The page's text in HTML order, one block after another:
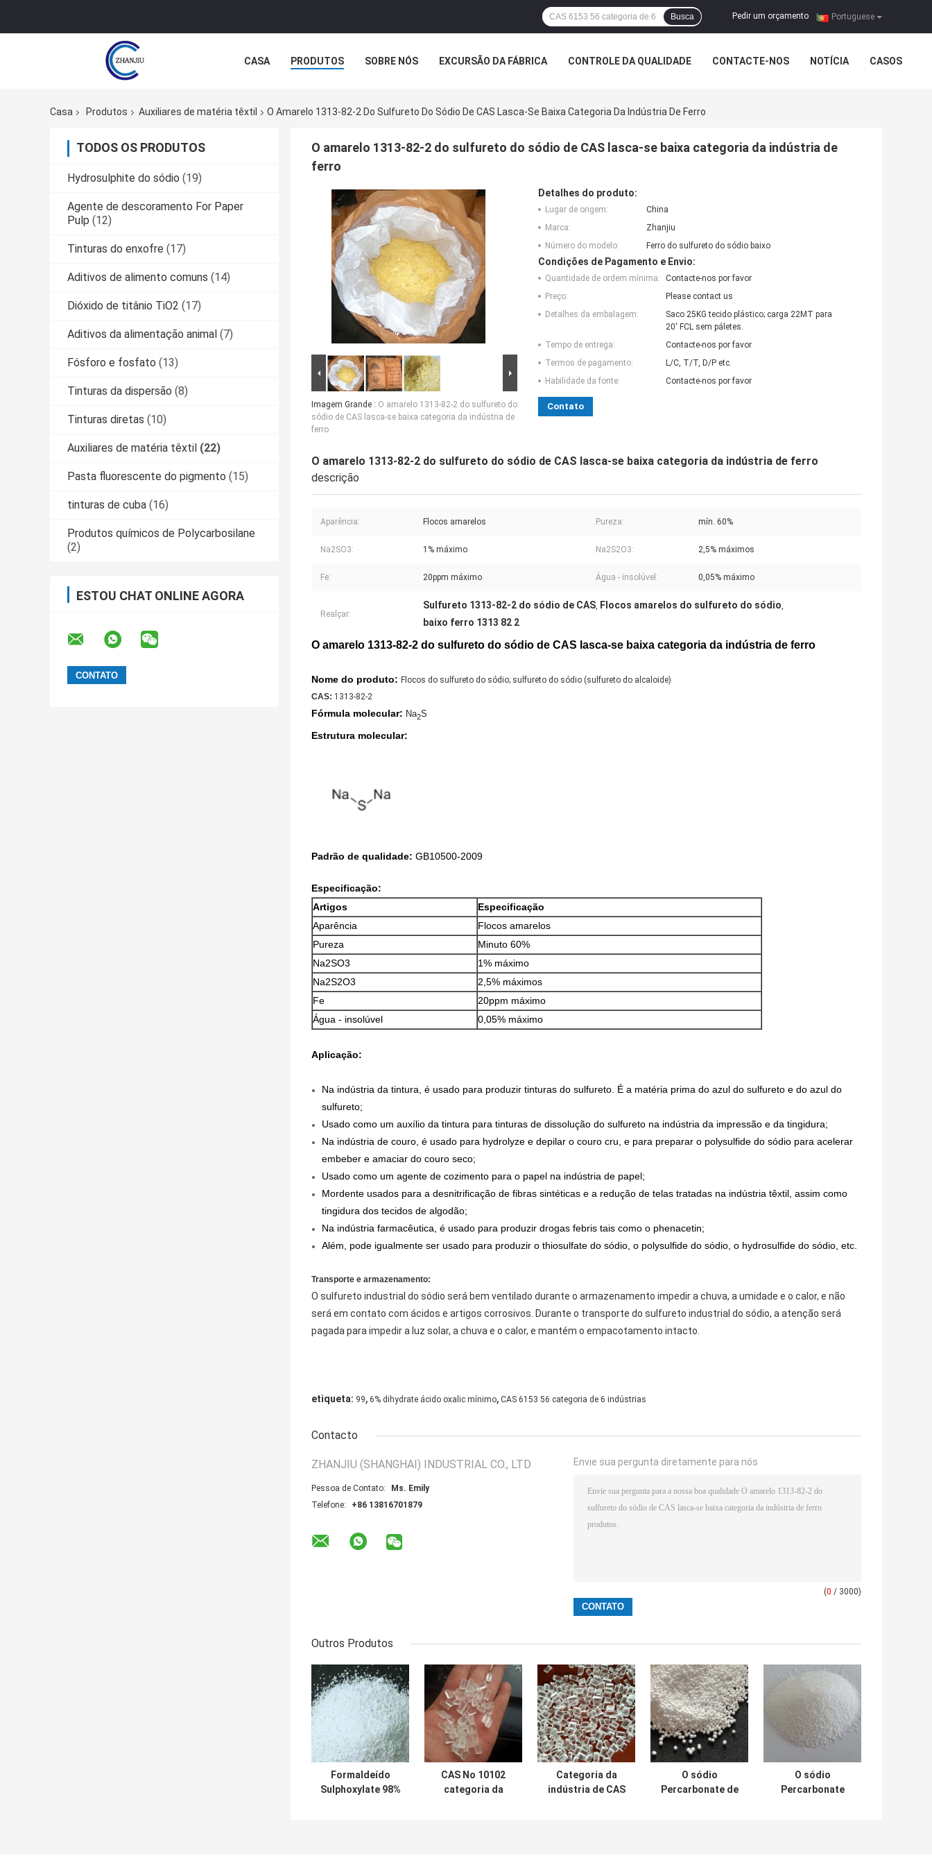
Portuguese
Pedir um orçamento |
Busca
CASA PRODUTOS SOBRE NÓS EXCURSÃO DA FÁBRICA CONTROLE DA QUALIDADE CONTACTE-NOS NOTÍCIA CASOS
Casa Produtos Auxiliares de matéria têxtil O Amarelo 1313-82-2 Do Sulfureto Do Sódio De CAS Lasca-Se Baixa Categoria Da Indústria De Ferro
TODOS OS PRODUTOS
Hydrosulphite do sódio (19)
Agente de descoramento For Paper
Pulp (12)
Tinturas do enxofre (17)
Aditivos de alimento comuns (14)
Dióxido de titânio TiO2 (17)
Aditivos da alimentação animal (7)
Fósforo e fosfato (13)
Tinturas da dispersão (8)
Tinturas diretas (10)
Auxiliares de matéria têxtil (22)
Pasta fluorescente do pigmento (15)
tinturas de cuba (16)
Produtos químicos de Polycarbosilane
(2)
ESTOU CHAT ONLINE AGORA
O amarelo 1313-82-2 do sulfureto do sódio de CAS lasca-se baixa categoria da indústria de
ferro
Imagem Grande : O amarelo 1313-82-2 do sulfureto do
sódio de CAS lasca-se baixa categoria da indústria de
ferro
Detalhes do produto:
Lugar de origem:
China
Marca:
Zhanjiu
Número do modelo:
Ferro do sulfureto do sódio baixo
Condições de Pagamento e Envio:
Quantidade de ordem mínima:
Contacte-nos por favor
Preço:
Please contact us
Detalhes da embalagem:
Saco 25KG tecido plástico; carga 22MT para
20' FCL sem páletes.
Tempo de entrega:
Contacte-nos por favor
Termos de pagamento:
L/C, T/T, D/P etc.
Habilidade da fonte:
Contacte-nos por favor
Contato
O amarelo 1313-82-2 do sulfureto do sódio de CAS lasca-se baixa categoria da indústria de ferro
descrição
Aparência: Flocos amarelos Pureza: mín. 60%
Na2SO3: 1% máximo Na2S2O3: 2,5% máximos
Fe: 20ppm máximo Água - insolúvel: 0,05% máximo
Realçar:
Sulfureto 1313-82-2 do sódio de CAS, Flocos amarelos do sulfureto do sódio,
baixo ferro 1313 82 2
O amarelo 1313-82-2 do sulfureto do sódio de CAS lasca-se baixa categoria da indústria de ferro
Nome do produto: Flocos do sulfureto do sódio; sulfureto do sódio (sulfureto do alcaloide)
CAS: 1313-82-2
Fórmula molecular: Na2S
Estrutura molecular:
Padrão de qualidade: GB10500-2009
Especificação:
Artigos
Especificação
Aparência
Flocos amarelos
Pureza
Minuto 60%
Na2SO3
1% máximo
Na2S2O3
2,5% máximos
Fe
20ppm máximo
Água - insolúvel
0,05% máximo
Aplicação:
Na indústria da tintura, é usado para produzir tinturas do sulfureto. É a matéria prima do azul do sulfureto e do azul do
sulfureto;
Usado como um auxílio da tintura para tinturas de dissolução do sulfureto na indústria da impressão e da tingidura;
Na indústria de couro, é usado para hydrolyze e depilar o couro cru, e para preparar o polysulfide do sódio para acelerar
embeber e amaciar do couro seco;
Usado como um agente de cozimento para o papel na indústria de papel;
Mordente usados para a desnitrificação de fibras sintéticas e a redução de telas tratadas na indústria têxtil, assim como
tingidura dos tecidos de algodão;
Na indústria farmacêutica, é usado para produzir drogas febris tais como o phenacetin;
Além, pode igualmente ser usado para produzir o thiosulfate do sódio, o polysulfide do sódio, o hydrosulfide do sódio, etc.
Transporte e armazenamento:
O sulfureto industrial do sódio será bem ventilado durante o armazenamento impedir a chuva, a umidade e o calor, e não
será em contato com ácidos e artigos corrosivos. Durante o transporte do sulfureto industrial do sódio, a atenção será
pagada para impedir a luz solar, a chuva e o calor, e mantém o empacotamento intacto.
etiqueta: 99, 6% dihydrate ácido oxalic mínimo, CAS 6153 56 categoria de 6 indústrias
Contacto
ZHANJIU (SHANGHAI) INDUSTRIAL CO., LTD
Pessoa de Contato:
Ms. Emily
Telefone:
+86 13816701879
Envie sua pergunta diretamente para nós
(0 / 3000)
Outros Produtos
Formaldeído
Sulphoxylate 98%
CAS No 10102
categoria da
Categoria da
indústria de CAS
O sódio
Percarbonate de
O sódio
Percarbonate